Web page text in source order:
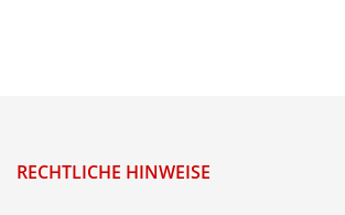
RECHTLICHE HINWEISE